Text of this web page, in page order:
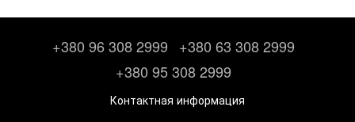
+380 96 308 2999
+380 63 308 2999
+380 95 308 2999
Контактная информация